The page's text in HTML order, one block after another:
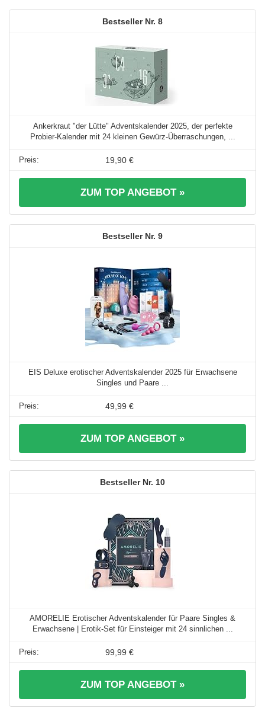
8
Ankerkraut "der Lütte" Adventskalender 2025, der perfekte
Probier-Kalender mit 24 kleinen Gewürz-Überraschungen, ...
19,90 €
ZUM TOP ANGEBOT »
9
EIS Deluxe erotischer Adventskalender 2025 für Erwachsene
Singles und Paare ...
49,99 €
ZUM TOP ANGEBOT »
10
AMORELIE Erotischer Adventskalender für Paare Singles &
Erwachsene | Erotik-Set für Einsteiger mit 24 sinnlichen ...
99,99 €
ZUM TOP ANGEBOT »